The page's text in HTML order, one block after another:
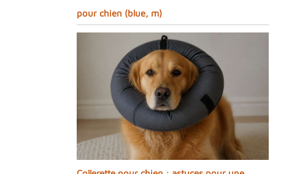
pour chien (blue, m)